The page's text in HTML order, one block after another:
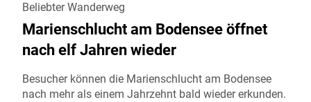
Beliebter Wanderweg
Marienschlucht am Bodensee öffnet
nach elf Jahren wieder
Besucher können die Marienschlucht am Bodensee
nach mehr als einem Jahrzehnt bald wieder erkunden.